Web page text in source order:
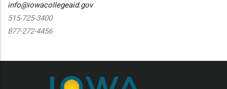
info@iowacollegeaid.gov
515-725-3400
877-272-4456